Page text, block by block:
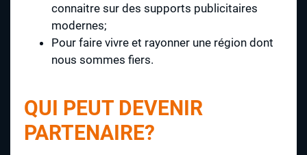
connaitre sur des supports publicitaires
modernes;
Pour faire vivre et rayonner une région dont
nous sommes fiers.
QUI PEUT DEVENIR
PARTENAIRE?